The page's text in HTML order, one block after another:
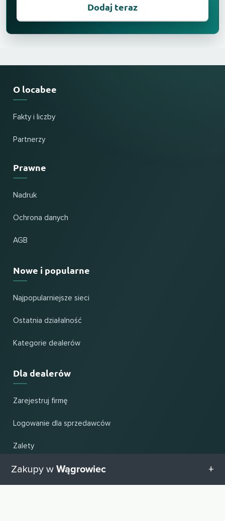
Dodaj teraz
O locabee
Fakty i liczby
Partnerzy
Prawne
Nadruk
Ochrona danych
AGB
Nowe i popularne
Najpopularniejsze sieci
Ostatnia działalność
Kategorie dealerów
Dla dealerów
Zarejestruj firmę
Logowanie dla sprzedawców
Zalety
Pomoc i wsparcie
Zakupy w Wągrowiec